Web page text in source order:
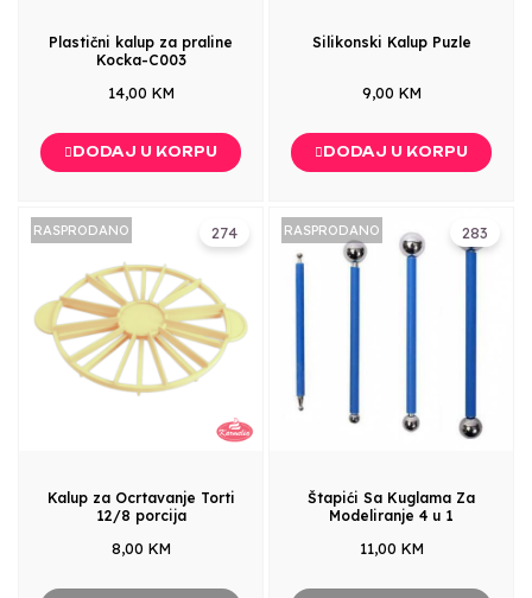
Plastični kalup za praline
Kocka-C003
14,00 KM
DODAJ U KORPU
Silikonski Kalup Puzle
9,00 KM
DODAJ U KORPU
274
RASPRODANO
Kalup za Ocrtavanje Torti
12/8 porcija
8,00 KM
283
RASPRODANO
Štapići Sa Kuglama Za
Modeliranje 4 u 1
11,00 KM